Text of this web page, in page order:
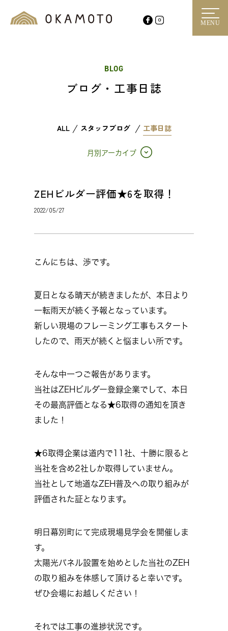
MENU
BLOG
ブログ・工事日誌
ALL スタッフブログ 工事日誌
月別アーカイブ
ZEHビルダー評価★6を取得！
2022/05/27
こんにちは、渉です。
夏日となる晴天が続きましたが、本日より
一転雨天が続く予報となっています。
新しい現場のフレーミング工事もスタート
したので、雨天が続くと悩ましい所です。
そんな中一つご報告があります。
当社はZEHビルダー登録企業でして、本日
その最高評価となる★6取得の通知を頂き
ました！
★6取得企業は道内で11社、十勝に限ると
当社を含め2社しか取得していません。
当社として地道なZEH普及への取り組みが
評価された証となります。
明日幕別町にて完成現場見学会を開催しま
す。
太陽光パネル設置を始めとした当社のZEH
の取り組みを体感して頂けると幸いです。
ぜひ会場にお越しください！
それでは工事の進捗状況です。